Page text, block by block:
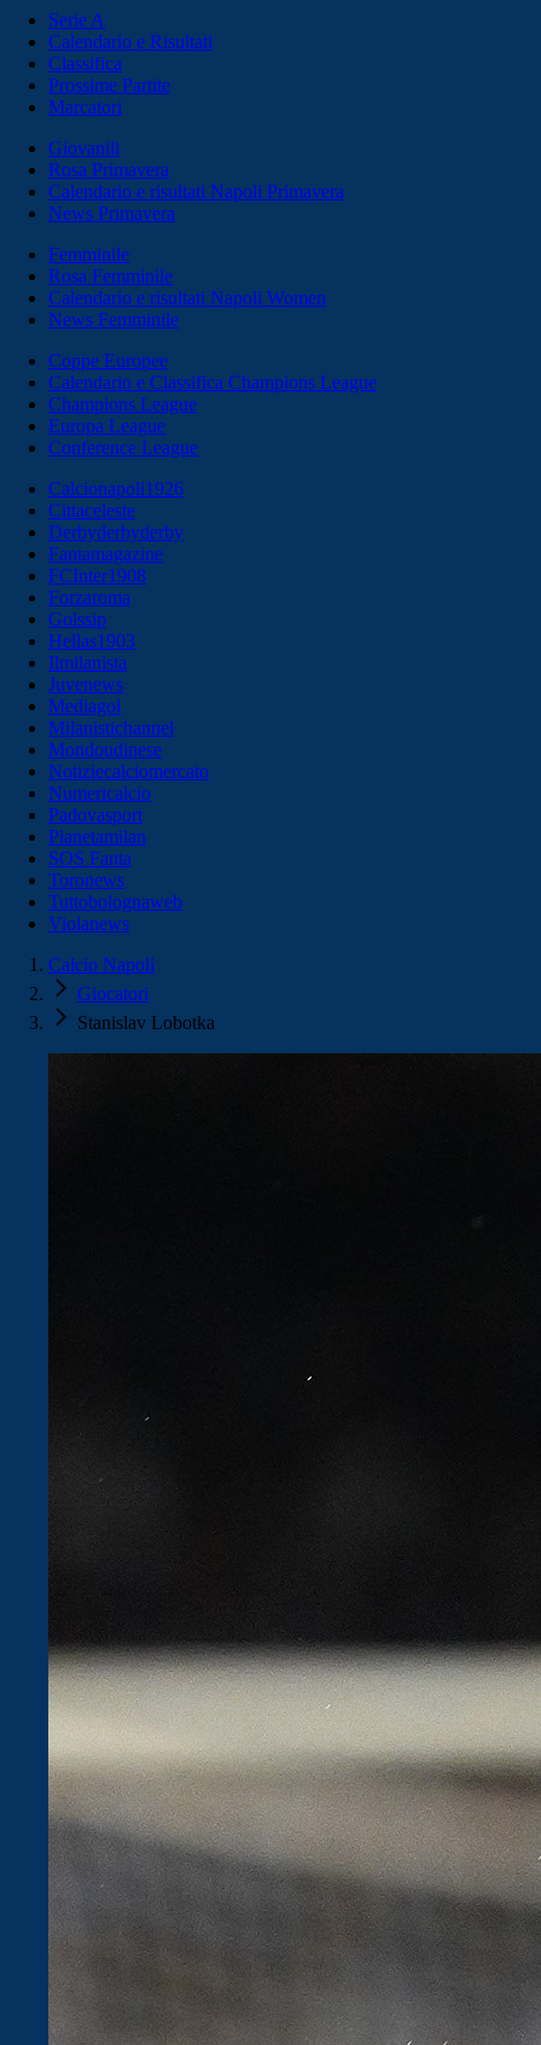
Serie A
Calendario e Risultati
Classifica
Prossime Partite
Marcatori
Giovanili
Rosa Primavera
Calendario e risultati Napoli Primavera
News Primavera
Femminile
Rosa Femminile
Calendario e risultati Napoli Women
News Femminile
Coppe Europee
Calendario e Classifica Champions League
Champions League
Europa League
Conference League
Calcionapoli1926
Cittaceleste
Derbyderbyderby
Fantamagazine
FCInter1908
Forzaroma
Golssip
Hellas1903
Ilmilanista
Juvenews
Mediagol
Milanistichannel
Mondoudinese
Notiziecalciomercato
Numericalcio
Padovasport
Pianetamilan
SOS Fanta
Toronews
Tuttobolognaweb
Violanews
Calcio Napoli
Giocatori
Stanislav Lobotka